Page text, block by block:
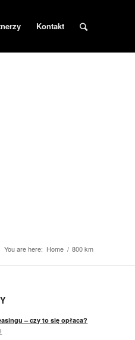
Kontakt
You are here: Home / 800 km
– czy to się opłaca?